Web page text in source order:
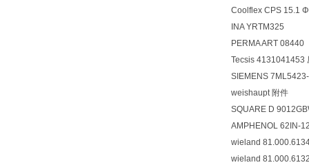
Coolflex CPS 15.1
INA YRTM325
PERMA ART 08440
Tecsis 4131041453
SIEMENS
weishaupt 附件
SQUARE D
AMPHENOL 62IN-
wieland
wieland